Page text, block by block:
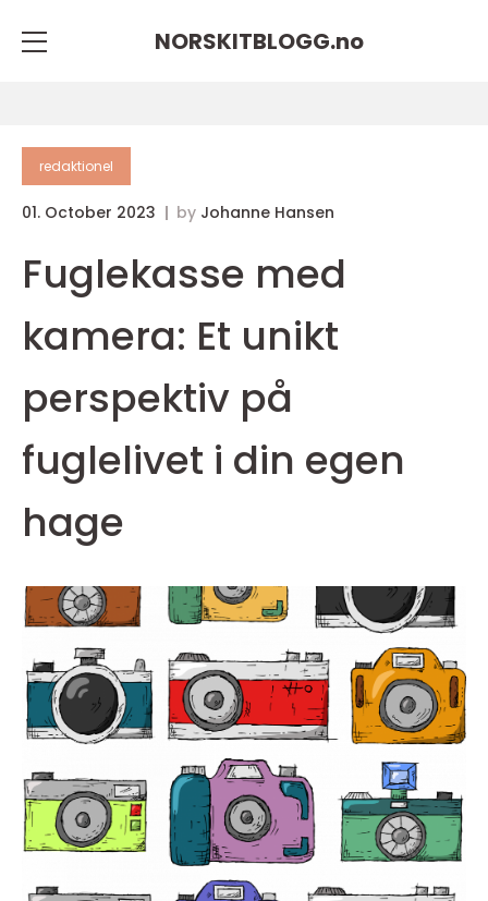
NORSKITBLOGG.no
redaktionel
01. October 2023 by Johanne Hansen
Fuglekasse med
kamera: Et unikt
perspektiv på
fuglelivet i din egen
hage